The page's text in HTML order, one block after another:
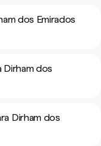
dos Emirados
Dirham dos
Dirham dos